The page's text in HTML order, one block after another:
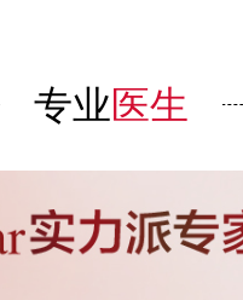
专业医生